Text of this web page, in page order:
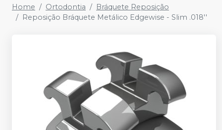
Home Ortodontia
Bráquete Reposição
Reposição Bráquete Metálico Edgewise - Slim .018''